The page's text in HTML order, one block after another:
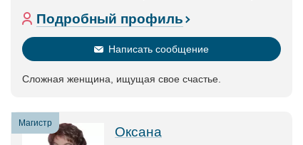
Подробный профиль
Написать сообщение
Сложная женщина, ищущая свое счастье.
Магистр
Оксана